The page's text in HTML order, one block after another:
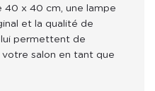
40 x 40 cm, une lampe
et la qualité de
permettent de
votre salon en tant que